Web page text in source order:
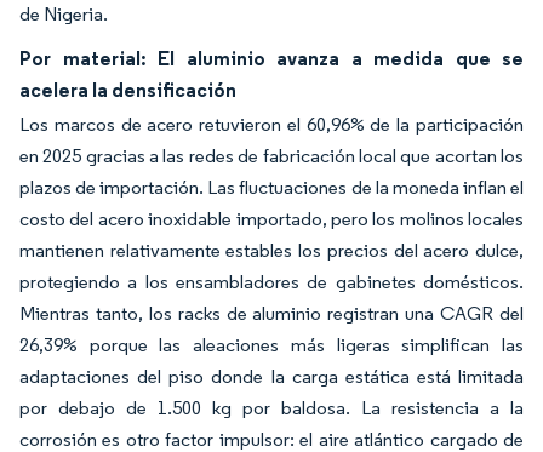
de Nigeria.
Por material: El aluminio avanza a medida que se
acelera la densificación
Los marcos de acero retuvieron el 60,96% de la participación
en 2025 gracias a las redes de fabricación local que acortan los
plazos de importación. Las fluctuaciones de la moneda inflan el
costo del acero inoxidable importado, pero los molinos locales
mantienen relativamente estables los precios del acero dulce,
protegiendo a los ensambladores de gabinetes domésticos.
Mientras tanto, los racks de aluminio registran una CAGR del
26,39% porque las aleaciones más ligeras simplifican las
adaptaciones del piso donde la carga estática está limitada
por debajo de 1.500 kg por baldosa. La resistencia a la
corrosión es otro factor impulsor: el aire atlántico cargado de